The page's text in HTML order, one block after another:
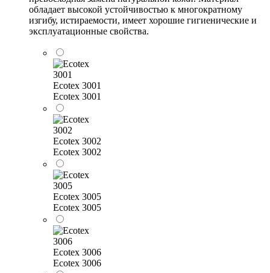
обладает высокой устойчивостью к многократному
изгибу, истираемости, имеет хорошие гигиенические и
эксплуатационные свойства.
Ecotex 3001
Ecotex 3001
Ecotex 3002
Ecotex 3002
Ecotex 3005
Ecotex 3005
Ecotex 3006
Ecotex 3006